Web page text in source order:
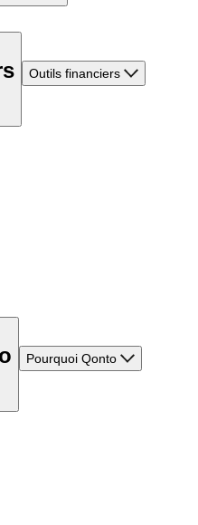
Outils financiers
Pourquoi Qonto